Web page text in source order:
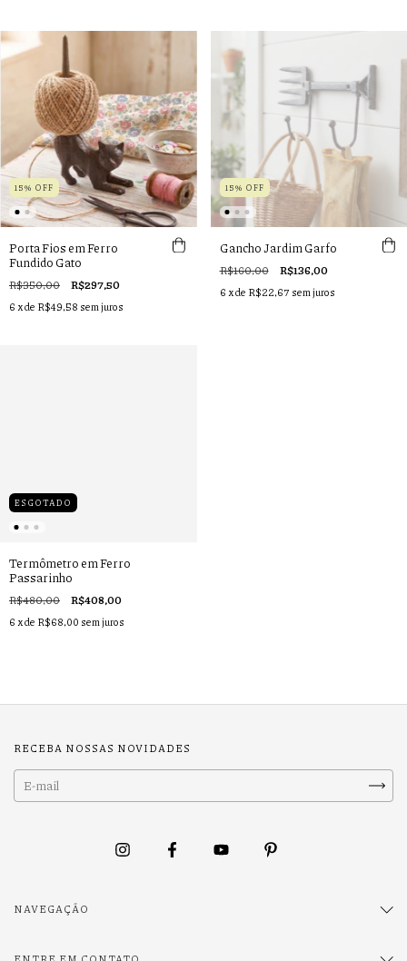
15% OFF
Porta Fios em Ferro
Fundido Gato
R$350,00 R$297,50
6 x de R$49,58 sem juros
15% OFF
Gancho Jardim Garfo
R$160,00 R$136,00
6 x de R$22,67 sem juros
ESGOTADO
Termômetro em Ferro
Passarinho
R$480,00 R$408,00
6 x de R$68,00 sem juros
RECEBA NOSSAS NOVIDADES
NAVEGAÇÃO
ENTRE EM CONTATO